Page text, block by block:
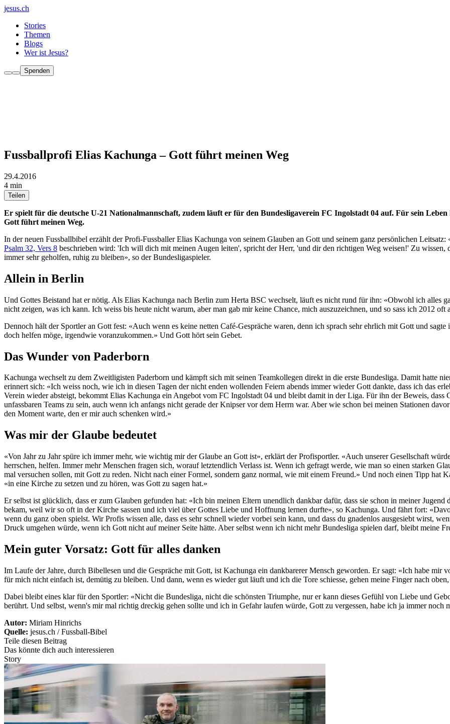
jesus.ch
Stories
Themen
Blogs
Wer ist Jesus?
Spenden
Fussballprofi Elias Kachunga – Gott führt meinen Weg
29.4.2016
4 min
Teilen
Er spielt für die deutsche U-21 Nationalmannschaft, zudem läuft er für den Bundesligaverein FC Ingolstadt 04 auf. Für sein
Gott führt meinen Weg.
In der neuen Fussballbibel erzählt der Profi-Fussballer Elias Kachunga von seinem Glauben an Gott und seinem ganz persönlichen
Psalm 32, Vers 8 beschrieben wird: 'Ich will dich mit meinen Augen leiten', spricht der Herr, 'und dir den richtigen Weg weisen!' Zu wissen,
immer sehr geholfen, ruhig zu bleiben», so der Bundesligaspieler.
Allein in Berlin
Und Gottes Beistand hat er nötig. Als Elias Kachunga nach Berlin zum Herta BSC wechselt, läuft es nicht rund für ihn: «Obwohl ich alles
nicht zeigen, was ich kann. Ich weiss bis heute nicht warum, aber man gab mir keine Chance, mich auszuzeichnen, und so sass ich 2012
Dennoch hält der Sportler an Gott fest: «Auch wenn es keine netten Café-Gespräche waren, denn ich sprach sehr ehrlich mit Gott und
doch helfen möge, irgendwie voranzukommen.» Und Gott hört sein Gebet.
Das Wunder von Paderborn
Kachunga wechselt zu dem Zweitligisten Paderborn und kämpft sich mit seinen Teamkollegen direkt in die erste Bundesliga. Damit hatte
erinnert sich: «Ich weiss noch, wie ich in diesen Tagen der nicht enden wollenden Feiern abends immer wieder Gott dankte, dass ich das
Verein wieder absteigt, bekommt Elias Kachunga ein Angebot vom FC Ingolstadt 04 und bleibt damit in der Liga. Für ihn der Beweis, dass
unfassbaren Teams zu sein, auch wenn ich anfangs nicht gerade der Knipser vor dem Herrn war. Aber wie schon bei meinen Stationen
den Moment warte, den er mir auch schenken wird.»
Was mir der Glaube bedeutet
«Von Jahr zu Jahr spüre ich immer mehr, wie wichtig mir der Glaube an Gott ist», erklärt der Profisportler. «Auch unserer Gesellschaft
herrschen, helfen. Immer mehr Menschen fragen sich, worauf letztendlich Verlass ist. Wenn ich gefragt werde, wie man so einen starken
mal versuchen sollen, mit Gott zu reden. Nicht nach einer Formel, sondern ganz normal, wie mit einem Freund.» Und noch einen Tipp hat
«in eine Kirche zu setzen und zu hören, was Gott zu sagen hat.»
Er selbst ist glücklich, dass er zum Glauben gefunden hat: «Ich bin meinen Eltern unendlich dankbar dafür, dass sie schon in meiner
bekam, weil wir so oft in der Kirche sassen und ich viel über Gottes Liebe und Hoffnung lernen durfte», so Kachunga. Und fährt fort:
wenn du ganz oben spielst. Wir Profis wissen alle, dass es sehr schnell wieder vorbei sein kann, und dass du gnadenlos ausgesiebt wirst,
Druck umgehen würde, wenn ich Gott nicht auf meiner Seite hätte. Aber selbst wenn ich nicht mehr Bundesliga spielen darf, bleibt meine
Mein guter Vorsatz: Gott für alles danken
Im Laufe der Jahre, durch Bibellesen und die Gespräche mit Gott, ist Kachunga ein dankbarerer Mensch geworden. Er sagt: «Ich habe mir
für mich nicht einfach ist, demütig zu bleiben. Und dann, wenn es wieder gut läuft und ich die Tore schiesse, gehen meine Finger nach
Dabei bleibt eines klar für den Sportler: «Nicht die Bundesliga, nicht die schönsten Triumphe, nur er kann dieses Gefühl von Liebe und
berührt. Und selbst, wenn's mir mal richtig dreckig gehen sollte und ich in Gefahr laufen würde, Gott zu vergessen, habe ich ja immer noch
Autor: Miriam Hinrichs
Quelle: jesus.ch / Fussball-Bibel
Teile diesen Beitrag
Das könnte dich auch interessieren
Story